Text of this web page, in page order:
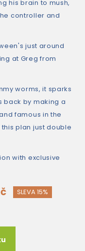
his brain to mush,
controller and
just around
at Greg from
worms, it sparks
back by making a
famous in the
plan just double
with exclusive
SLEVA 15%